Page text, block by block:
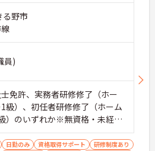
る野市
員)
免許、実務者研修修了（ホー
級）、初任者研修修了（ホーム
）のいずれか※無資格・未経験
日勤のみ 資格取得サポート
研修制度あり